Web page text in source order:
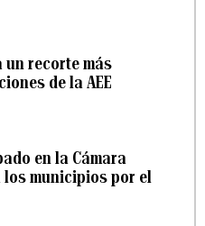
recorte más
de la AEE
en la Cámara
municipios por el